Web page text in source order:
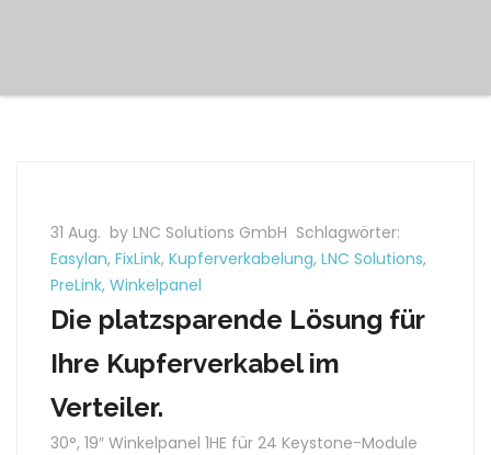
31 Aug. by LNC Solutions GmbH Schlagwörter:
Easylan, FixLink, Kupferverkabelung, LNC Solutions,
PreLink, Winkelpanel
Die platzsparende Lösung für
Ihre Kupferverkabel im
Verteiler.
30°, 19″ Winkelpanel 1HE für 24 Keystone-Module